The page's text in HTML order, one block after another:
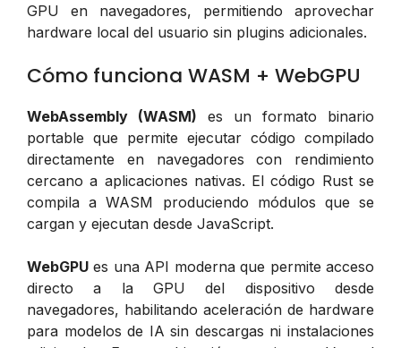
GPU en navegadores, permitiendo aprovechar
hardware local del usuario sin plugins adicionales.
Cómo funciona WASM + WebGPU
WebAssembly (WASM) es un formato binario
portable que permite ejecutar código compilado
directamente en navegadores con rendimiento
cercano a aplicaciones nativas. El código Rust se
compila a WASM produciendo módulos que se
cargan y ejecutan desde JavaScript.
WebGPU es una API moderna que permite acceso
directo a la GPU del dispositivo desde
navegadores, habilitando aceleración de hardware
para modelos de IA sin descargas ni instalaciones